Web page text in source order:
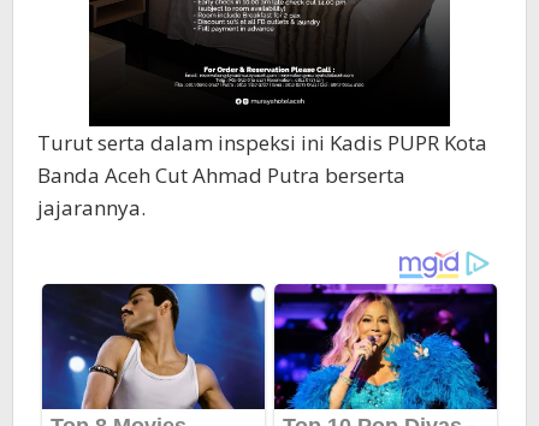
Turut serta dalam inspeksi ini Kadis PUPR Kota
Banda Aceh Cut Ahmad Putra berserta
jajarannya.